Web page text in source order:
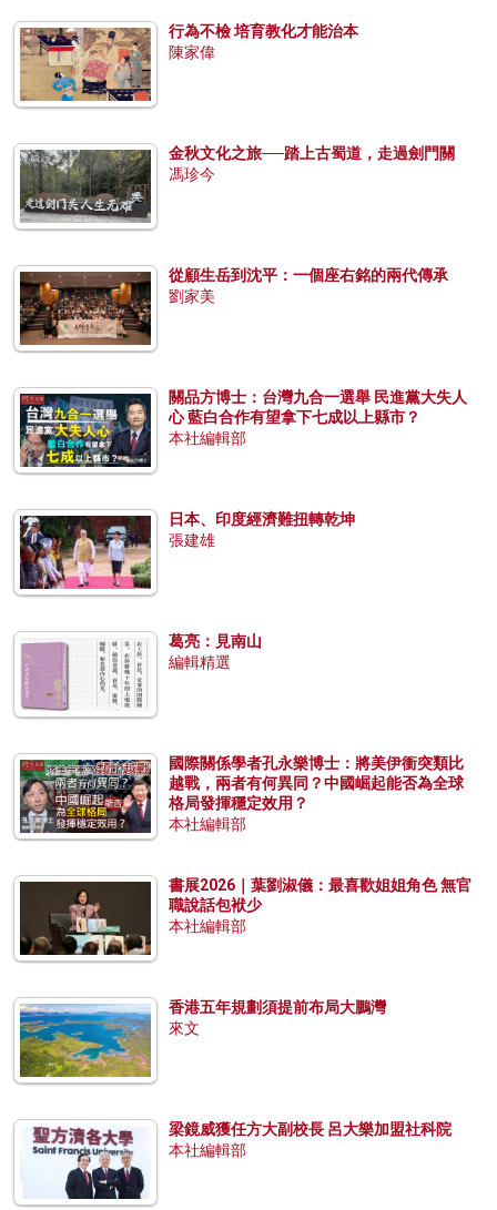
行為不檢 培育教化才能治本
陳家偉
金秋文化之旅──踏上古蜀道，走過劍門關
馮珍今
從顧生岳到沈平：一個座右銘的兩代傳承
劉家美
關品方博士：台灣九合一選舉 民進黨大失人
心 藍白合作有望拿下七成以上縣市？
本社編輯部
日本、印度經濟難扭轉乾坤
張建雄
葛亮：見南山
編輯精選
國際關係學者孔永樂博士：將美伊衝突類比
越戰，兩者有何異同？中國崛起能否為全球
格局發揮穩定效用？
本社編輯部
書展2026｜葉劉淑儀：最喜歡姐姐角色 無官
職說話包袱少
本社編輯部
香港五年規劃須提前布局大鵬灣
來文
梁鏡威獲任方大副校長 呂大樂加盟社科院
本社編輯部